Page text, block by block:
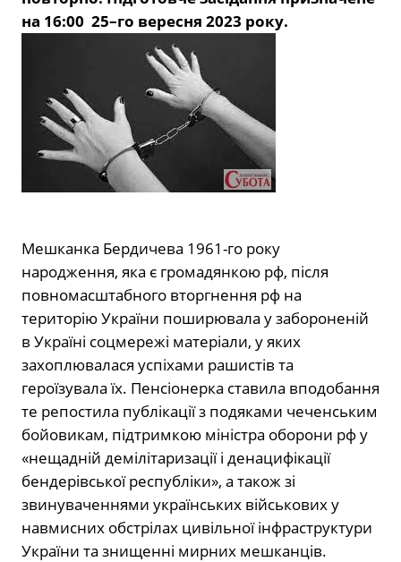
на 16:00 25–го вересня 2023 року.
Мешканка Бердичева 1961-го року
народження, яка є громадянкою рф, після
повномасштабного вторгнення рф на
територію України поширювала у забороненій
в Україні соцмережі матеріали, у яких
захоплювалася успіхами рашистів та
героїзувала їх. Пенсіонерка ставила вподобання
те репостила публікації з подяками чеченським
бойовикам, підтримкою міністра оборони рф у
«нещадній демілітаризації і денацифікації
бендерівської республіки», а також зі
звинуваченнями українських військових у
навмисних обстрілах цивільної інфраструктури
України та знищенні мирних мешканців.